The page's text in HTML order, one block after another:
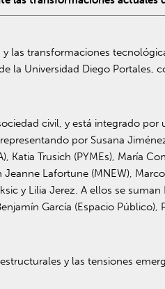
las transformaciones
la Universidad Diego Portales,
civil, y está integrado por
por Susana
Katia Trusich (PYMEs), María
Lafortune (MNEW),
y Lilia Jerez. A ellos se
García (Espacio Público),
y las tensiones